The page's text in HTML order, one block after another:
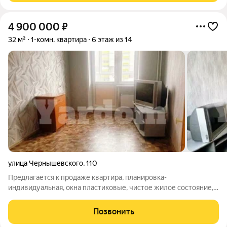
4 900 000 ₽
32 м² 1-комн. квартира 6 этаж из 14
улица Чернышевского,110
Предлагается к продаже квартира, планировка-
индивидуальная, окна пластиковые, чистое жилое состояние,
линолеум, санузел раздельный, ванна фартук в современном
кафель. Мебель техника по
Позвонить